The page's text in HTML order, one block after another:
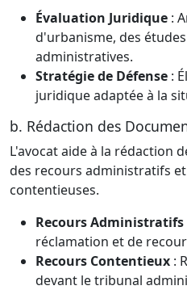
Évaluation Juridique :
d'urbanisme, des
administratives.
Stratégie de Défense :
juridique adaptée à la
b. Rédaction des
L'avocat aide à la rédaction
des recours administratifs
contentieuses.
Recours Administratifs
réclamation et de
Recours Contentieux :
devant le tribunal